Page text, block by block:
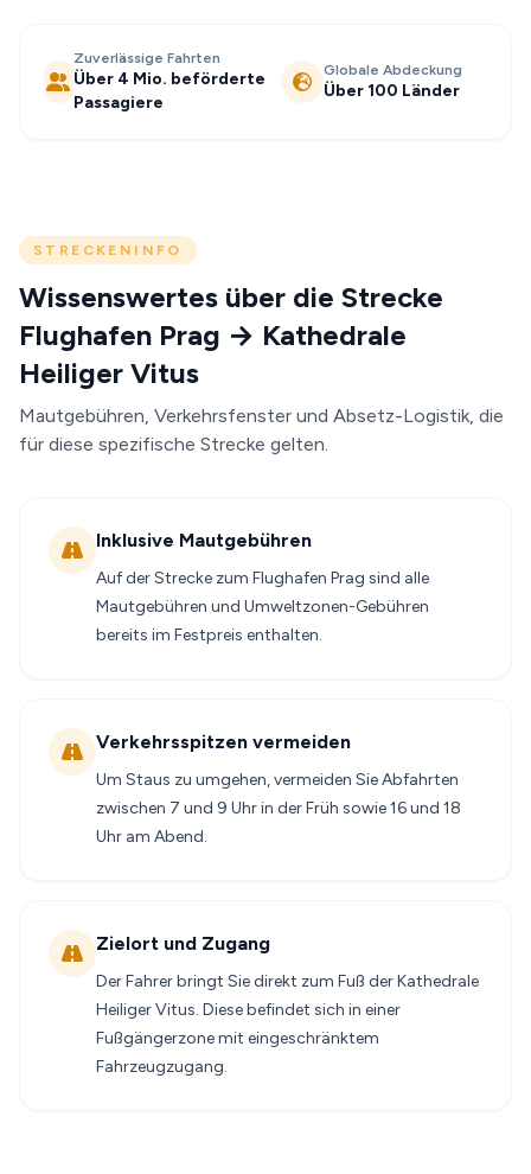
Zuverlässige Fahrten
Über 4 Mio. beförderte
Passagiere
Globale Abdeckung
Über 100 Länder
STRECKENINFO
Wissenswertes über die Strecke
Flughafen Prag → Kathedrale
Heiliger Vitus
Mautgebühren, Verkehrsfenster und Absetz-Logistik, die
für diese spezifische Strecke gelten.
Inklusive Mautgebühren
Auf der Strecke zum Flughafen Prag sind alle
Mautgebühren und Umweltzonen-Gebühren
bereits im Festpreis enthalten.
Verkehrsspitzen vermeiden
Um Staus zu umgehen, vermeiden Sie Abfahrten
zwischen 7 und 9 Uhr in der Früh sowie 16 und 18
Uhr am Abend.
Zielort und Zugang
Der Fahrer bringt Sie direkt zum Fuß der Kathedrale
Heiliger Vitus. Diese befindet sich in einer
Fußgängerzone mit eingeschränktem
Fahrzeugzugang.